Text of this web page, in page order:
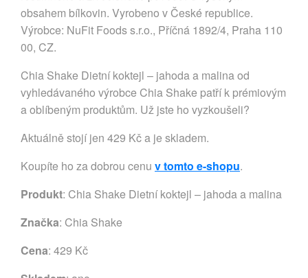
obsahem bílkovin. Vyrobeno v České republice.
Výrobce: NuFit Foods s.r.o., Příčná 1892/4, Praha 110
00, CZ.
Chia Shake Dietní koktejl – jahoda a malina od
vyhledávaného výrobce Chia Shake patří k prémiovým
a oblíbeným produktům. Už jste ho vyzkoušeli?
Aktuálně stojí jen 429 Kč a je skladem.
Koupíte ho za dobrou cenu v tomto e-shopu.
Produkt: Chia Shake Dietní koktejl – jahoda a malina
Značka: Chia Shake
Cena: 429 Kč